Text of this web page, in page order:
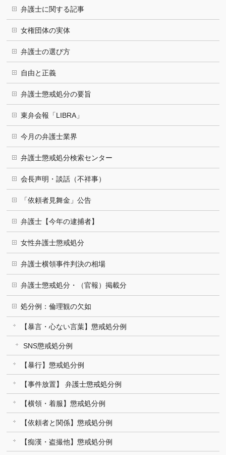
弁護士に関する記事
女権団体の実体
弁護士の選び方
自由と正義
弁護士懲戒処分の要旨
東弁会報「LIBRA」
今月の弁護士業界
弁護士懲戒処分検索センター
会長声明・談話（不祥事）
「依頼者見舞金」公告
弁護士【今年の逮捕者】
女性弁護士懲戒処分
弁護士横領事件判決の相場
弁護士懲戒処分・（官報）掲載分
処分例：倫理観の欠如
【暴言・心ない言葉】懲戒処分例
SNS懲戒処分例
【暴行】懲戒処分例
【事件放置】 弁護士懲戒処分例
【横領・着服】懲戒処分例
【依頼者と関係】懲戒処分例
【痴漢・盗撮他】懲戒処分例